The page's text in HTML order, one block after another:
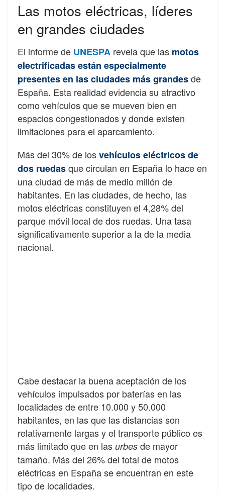
Las motos eléctricas, líderes
en grandes ciudades
El informe de UNESPA revela que las motos
electrificadas están especialmente
presentes en las ciudades más grandesde
España. Esta realidad evidencia su atractivo
como vehículos que se mueven bien en
espacios congestionados y donde existen
limitaciones para el aparcamiento.
Más del 30% de losvehículos eléctricos de
dos ruedasque circulan en España lo hace en
una ciudad de más de medio millón de
habitantes. En las ciudades, de hecho, las
motos eléctricas constituyen el 4,28% del
parque móvil local de dos ruedas. Una tasa
significativamente superior a la de la media
nacional.
Cabe destacar la buena aceptación de los
vehículos impulsados por baterías en las
localidades de entre 10.000 y 50.000
habitantes, en las que las distancias son
relativamente largas y el transporte público es
más limitado que en las urbes de mayor
tamaño. Más del 26% del total de motos
eléctricas en España se encuentran en este
tipo de localidades.